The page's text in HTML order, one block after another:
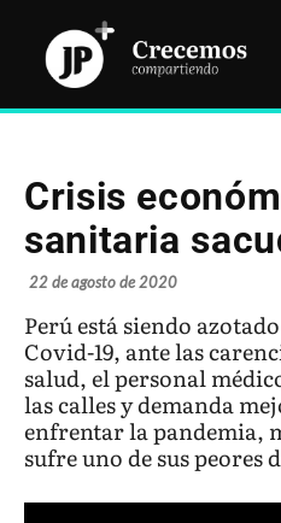
Crisis
sanitaria
22 de agosto de 2020
Perú está siendo
Covid-19, ante las
salud, el personal
las calles y demanda
enfrentar la pandemia,
sufre uno de sus peores